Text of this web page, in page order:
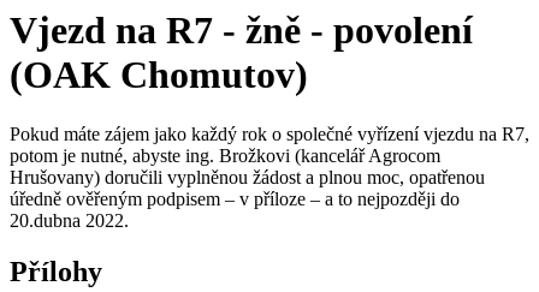
Vjezd na R7 - žně - povolení
(OAK Chomutov)
Pokud máte zájem jako každý rok o společné vyřízení vjezdu na R7,
potom je nutné, abyste ing. Brožkovi (kancelář Agrocom
Hrušovany) doručili vyplněnou žádost a plnou moc, opatřenou
úředně ověřeným podpisem – v příloze – a to nejpozději do
20.dubna 2022.
Přílohy